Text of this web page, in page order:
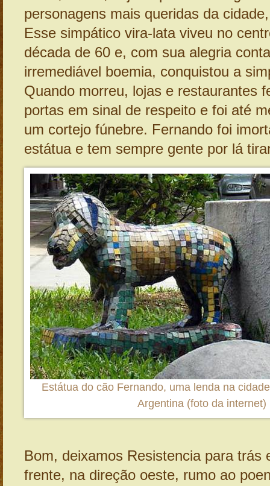
personagens mais queridas da
Esse simpático vira-lata viveu no
década de 60 e, com sua alegria
irremediável boemia, conquistou a
Quando morreu, lojas e restaurantes
portas em sinal de respeito e foi até
um cortejo fúnebre. Fernando foi
estátua e tem sempre gente por lá
Estátua do cão Fernando, uma lenda na
Argentina (foto da internet)
Bom, deixamos Resistencia para trás
frente, na direção oeste, rumo ao